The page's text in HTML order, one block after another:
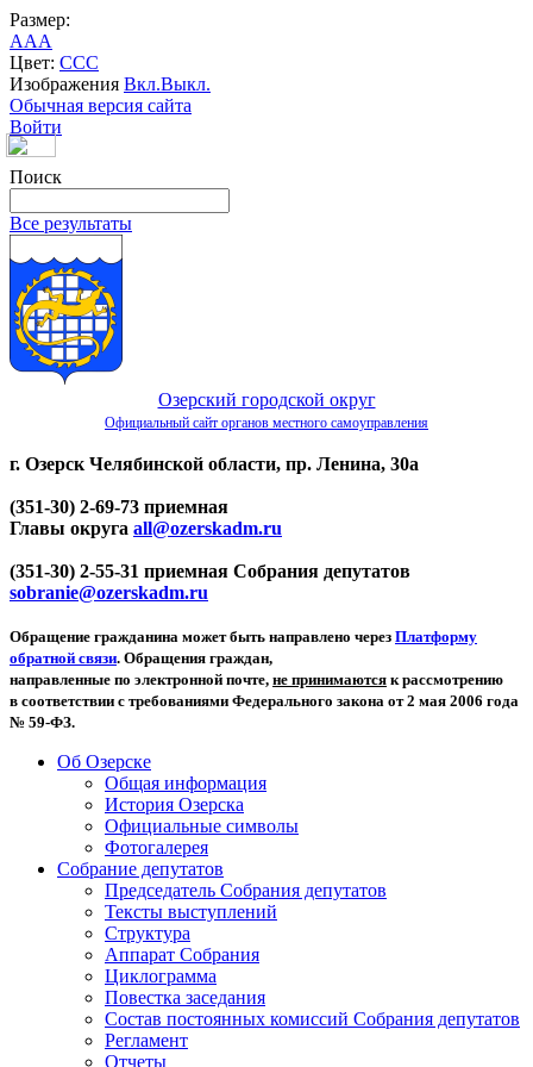
Размер:
AAA
Цвет: CCC
Изображения Вкл.Выкл.
Обычная версия сайта
Войти
Поиск
Все результаты
Озерский городской округ
Официальный сайт органов местного самоуправления
г. Озерск Челябинской области, пр. Ленина, 30а
(351-30) 2-69-73 приемная
Главы округа all@ozerskadm.ru
(351-30) 2-55-31 приемная Собрания депутатов
sobranie@ozerskadm.ru
Обращение гражданина может быть направлено через Платформу
обратной связи. Обращения граждан,
направленные по электронной почте, не принимаются к рассмотрению
в соответствии с требованиями Федерального закона от 2 мая 2006 года
№ 59-ФЗ.
Об Озерске
Общая информация
История Озерска
Официальные символы
Фотогалерея
Собрание депутатов
Председатель Собрания депутатов
Тексты выступлений
Структура
Аппарат Собрания
Циклограмма
Повестка заседания
Состав постоянных комиссий Собрания депутатов
Регламент
Отчеты